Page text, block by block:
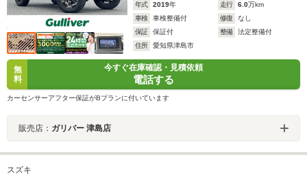
年式 2019年 走行 6.0万km
車検
車検整備付 修復
なし
保証
保証付 整備
法定整備付
住所
愛知県津島市
無
料
今すぐ在庫確認・見積依頼
電話する
カーセンサーアフター保証がBプランに付いています
販売店： ガリバー 津島店
スズキ